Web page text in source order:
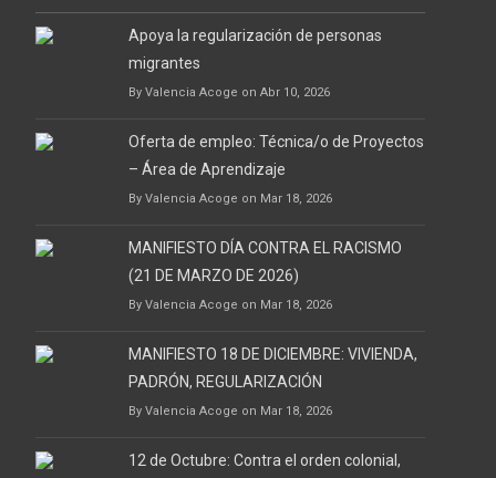
Apoya la regularización de personas
migrantes
By Valencia Acoge on Abr 10, 2026
Oferta de empleo: Técnica/o de Proyectos
– Área de Aprendizaje
By Valencia Acoge on Mar 18, 2026
MANIFIESTO DÍA CONTRA EL RACISMO
(21 DE MARZO DE 2026)
By Valencia Acoge on Mar 18, 2026
MANIFIESTO 18 DE DICIEMBRE: VIVIENDA,
PADRÓN, REGULARIZACIÓN
By Valencia Acoge on Mar 18, 2026
12 de Octubre: Contra el orden colonial,